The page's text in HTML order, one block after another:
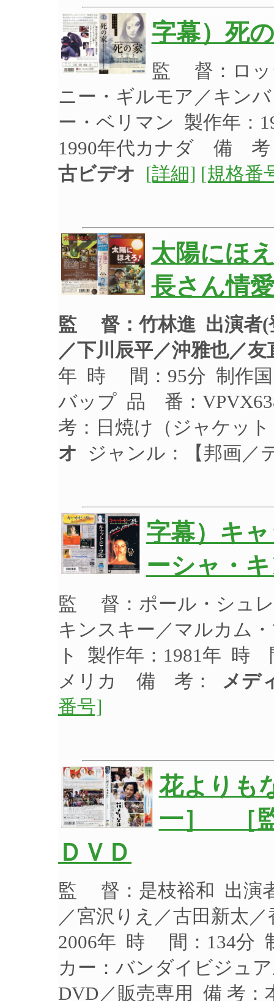
字幕）死
監 督：ロッ
ニー・ギルモア／キン
ー・ベリマン 製作年：
1990年代カナダ 備
古ビデオ [詳細] [規格番
太陽にほ
長さん情
監 督：竹林進 出演者
／下川辰平／沖雅也／
年 時 間：95分 制作国
バップ 品 番：
考：日焼け（ジャケッ
オ ジャンル：【邦画／
字幕）キ
ーシャ・
監 督：ポール・シュ
キンスキー／マルカム
ト 製作年：1981年 時
メリカ 備 考： メデ
番号]
花よりも
一］ ［
ＤＶＤ
監 督：是枝裕和 出演
／宮沢りえ／古田新太
2006年 時 間：134分
カー：バンダイビジュ
DVD／販売専用 備 考：